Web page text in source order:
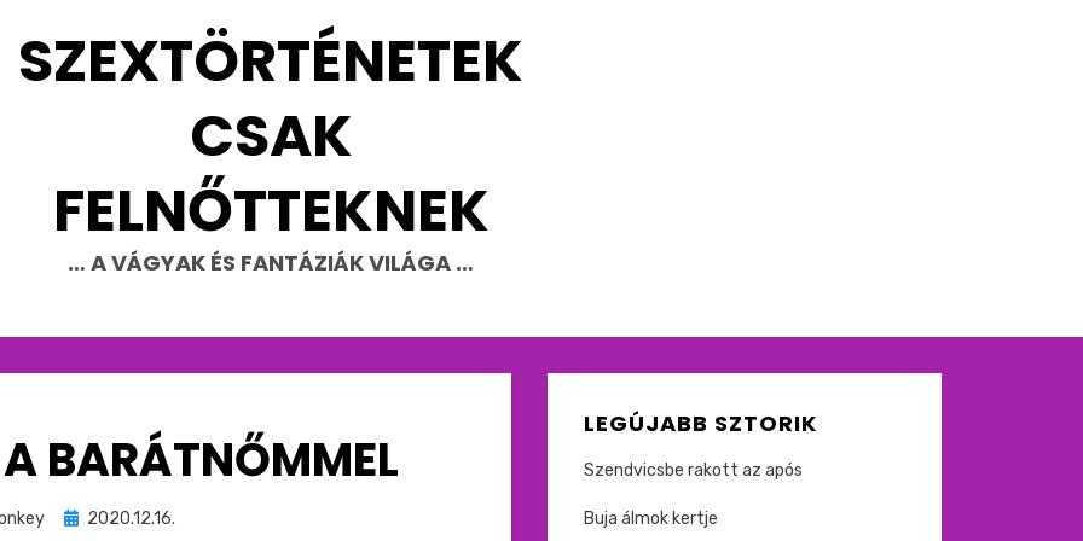
SZEXTÖRTÉNETEK
CSAK
FELNŐTTEKNEK
… A VÁGYAK ÉS FANTÁZIÁK VILÁGA …
BARÁTNŐMMEL
Beküldve
2020.12.16.
LEGÚJABB SZTORIK
Szendvicsbe rakott az após
Buja álmok kertje